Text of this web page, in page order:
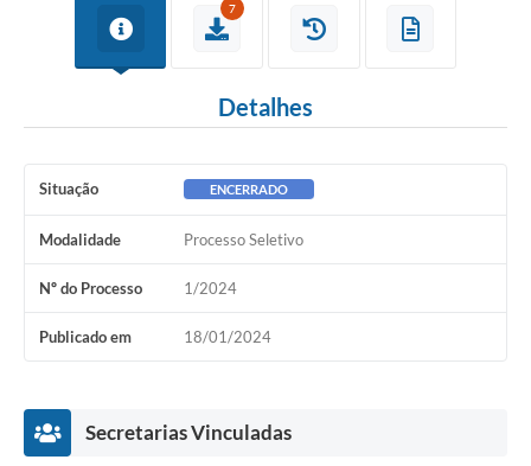
7
Detalhes
Situação ENCERRADO
Modalidade Processo Seletivo
Nº do Processo 1/2024
Publicado em 18/01/2024
Secretarias Vinculadas